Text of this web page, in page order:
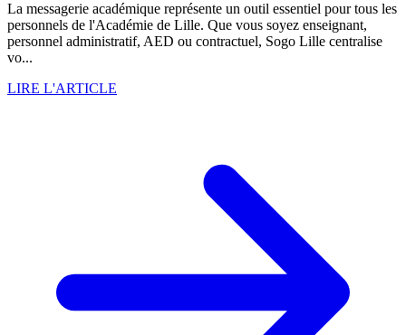
La messagerie académique représente un outil essentiel pour tous les
personnels de l'Académie de Lille. Que vous soyez enseignant,
personnel administratif, AED ou contractuel, Sogo Lille centralise
vo...
LIRE L'ARTICLE